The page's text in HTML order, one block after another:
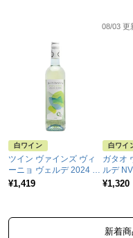
08/03 更
白ワイン
ツイン ヴァインズ ヴィ
ーニョ ヴェルデ 2024 ジ
ョゼ マリア ダ フォンセ
¥1,419
白ワイ
ガタオ
ルデ NV
¥1,320
新着